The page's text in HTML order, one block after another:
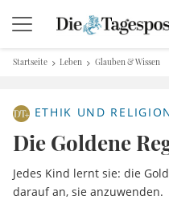
Startseite Leben Glauben & Wissen
ETHIK UND
Die Goldene
Jedes Kind lernt sie: die
darauf an, sie anzuwenden.